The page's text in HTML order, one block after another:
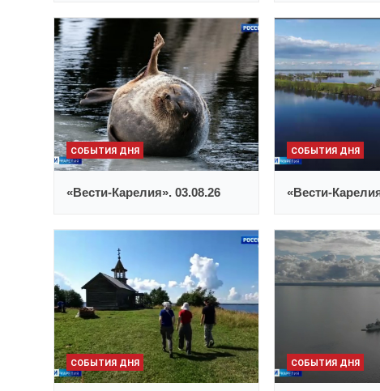
СОБЫТИЯ ДНЯ
«Вести-Карелия». 03.08.26
СОБЫТИЯ ДНЯ
«Вести-
СОБЫТИЯ ДНЯ СОБЫТИЯ ДНЯ